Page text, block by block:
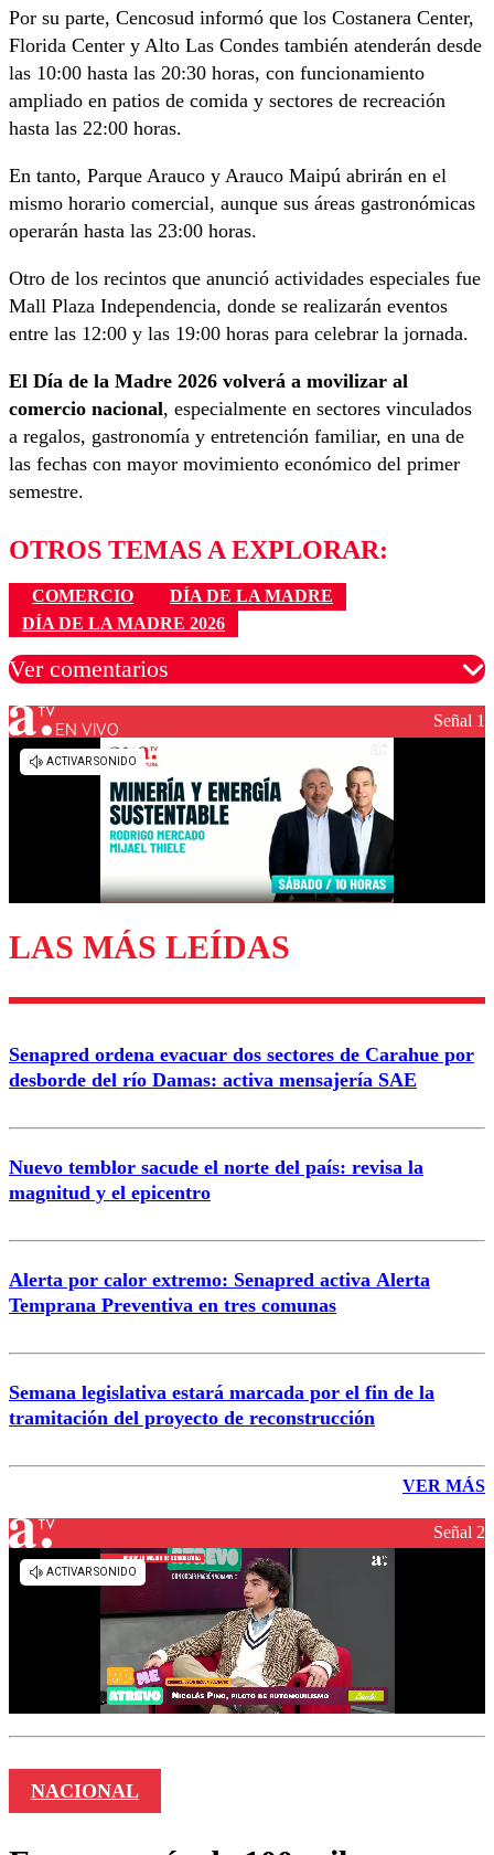
Por su parte, Cencosud informó que los Costanera Center,
Florida Center y Alto Las Condes también atenderán desde
las 10:00 hasta las 20:30 horas, con funcionamiento
ampliado en patios de comida y sectores de recreación
hasta las 22:00 horas.
En tanto, Parque Arauco y Arauco Maipú abrirán en el
mismo horario comercial, aunque sus áreas gastronómicas
operarán hasta las 23:00 horas.
Otro de los recintos que anunció actividades especiales fue
Mall Plaza Independencia, donde se realizarán eventos
entre las 12:00 y las 19:00 horas para celebrar la jornada.
El Día de la Madre 2026 volverá a movilizar al
comercio nacional, especialmente en sectores vinculados
a regalos, gastronomía y entretención familiar, en una de
las fechas con mayor movimiento económico del primer
semestre.
OTROS TEMAS A EXPLORAR:
COMERCIO
DÍA DE LA MADRE
DÍA DE LA MADRE 2026
Ver comentarios
Los comentarios son moderados para garantizar un
Enviar comentario
EN VIVO Señal 1
LAS MÁS LEÍDAS
Senapred ordena evacuar dos sectores de Carahue por
desborde del río Damas: activa mensajería SAE
Nuevo temblor sacude el norte del país: revisa la
magnitud y el epicentro
Alerta por calor extremo: Senapred activa Alerta
Temprana Preventiva en tres comunas
Semana legislativa estará marcada por el fin de la
tramitación del proyecto de reconstrucción
VER MÁS
Señal 2
NACIONAL